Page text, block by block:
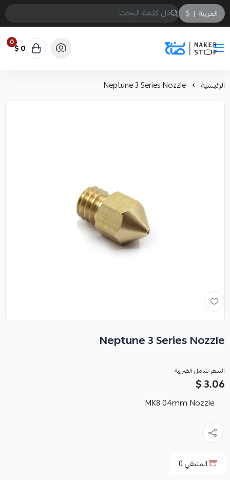
العربية |
$
صانع
0 0 $
الرئيسية Neptune 3 Series Nozzle
Neptune 3 Series Nozzle
السعر شامل الضريبة
3.06 $
MK8 04mm Nozzle
المتبقي0